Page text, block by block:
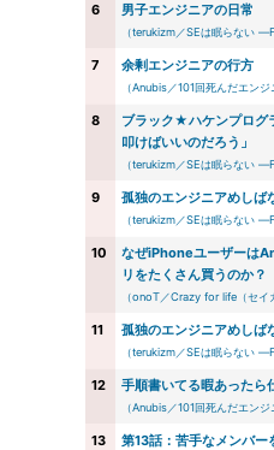
6 男子エンジニアの日常
（terukizm／SEは眠らない
7 余剰エンジニアの行方
（Anubis／101回死んだエンジ
8
ブラック★ハケンプロ
叩けばいいのだろう」
（terukizm／SEは眠らない
9 孤独のエンジニアめしば
（terukizm／SEは眠らない
10
なぜiPhoneユーザーは
リをたくさん買うのか？
（onoT／Crazy for life（セイ
11 孤独のエンジニアめし
（terukizm／SEは眠らない
12 手順書いてる暇あったら
（Anubis／101回死んだエンジ
13
第13話：苦手なメンバー